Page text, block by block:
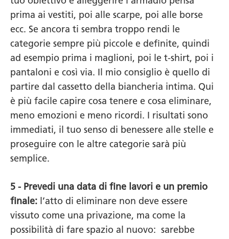
prima ai vestiti, poi alle scarpe, poi alle borse
ecc. Se ancora ti sembra troppo rendi le
categorie sempre più piccole e definite, quindi
ad esempio prima i maglioni, poi le t-shirt, poi i
pantaloni e così via. Il mio consiglio è quello di
partire dal cassetto della biancheria intima. Qui
è più facile capire cosa tenere e cosa eliminare,
meno emozioni e meno ricordi. I risultati sono
immediati, il tuo senso di benessere alle stelle e
proseguire con le altre categorie sarà più
semplice.
5 - Prevedi una data di fine lavori e un premio
finale: l’atto di eliminare non deve essere
vissuto come una privazione, ma come la
possibilità di fare spazio al nuovo: sarebbe